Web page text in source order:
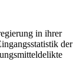
in ihrer
der